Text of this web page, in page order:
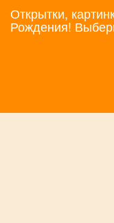
Открытки,
Рождения!